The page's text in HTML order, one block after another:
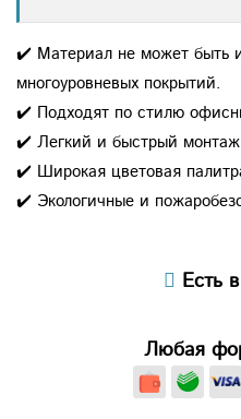
✔️ Материал не может быть
многоуровневых покрытий.
✔️ Подходят по стилю
✔️ Легкий и быстрый
✔️ Широкая цветовая
✔️ Экологичные и
Есть
Любая